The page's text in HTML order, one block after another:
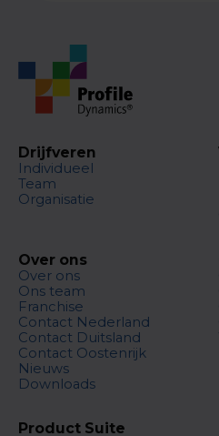
Drijfveren
Individueel
Team
Organisatie
Over ons
Over ons
Ons team
Franchise
Contact Nederland
Contact Duitsland
Contact Oostenrijk
Nieuws
Downloads
Product Suite